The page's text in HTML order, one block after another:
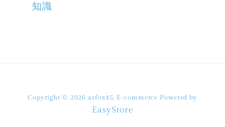
知識
Copyright © 2026 asfox45. E-commerce Powered by
EasyStore